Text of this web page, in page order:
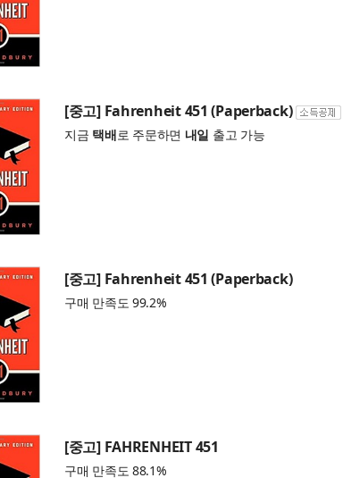
[중고] Fahrenheit 451 (Paperback)
지금 택배로 주문하면 내일 출고 가능
[중고] Fahrenheit 451 (Paperback)
구매 만족도 99.2%
[중고] FAHRENHEIT 451
구매 만족도 88.1%